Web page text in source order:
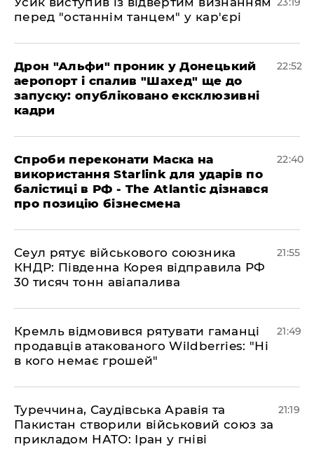
перед "останнім танцем" у кар'єрі
​Дрон "Альфи" проник у Донецький
аеропорт і спалив "Шахед" ще до
запуску: опубліковано ексклюзивні
кадри
22:52
​Спроби переконати Маска на
використання Starlink для ударів по
балістиці в РФ - The Atlantic дізнався
про позицію бізнесмена
22:40
​Сеул рятує військового союзника
КНДР: Південна Корея відправила РФ
30 тисяч тонн авіапалива
21:55
​Кремль відмовився рятувати гаманці
продавців атакованого Wildberries: "Ні
в кого немає грошей"
21:49
​Туреччина, Саудівська Аравія та
Пакистан створили військовий союз за
прикладом НАТО: Іран у гніві
21:19